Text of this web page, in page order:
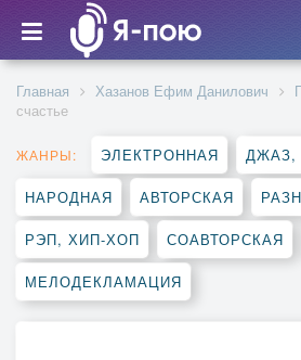
Главная Хазанов Ефим Данилович
счастье
ЖАНРЫ: ЭЛЕКТРОННАЯ ДЖАЗ,
НАРОДНАЯ АВТОРСКАЯ
РЭП, ХИП-ХОП СОАВТОРСКАЯ
МЕЛОДЕКЛАМАЦИЯ